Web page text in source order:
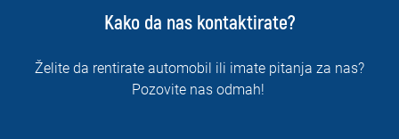
Kako da nas kontaktirate?
Želite da rentirate automobil ili imate pitanja za nas?
Pozovite nas odmah!